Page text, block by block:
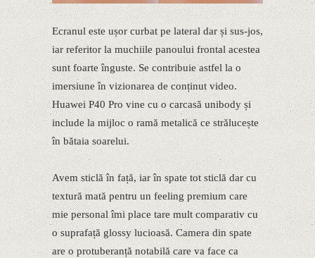
Ecranul este ușor curbat pe lateral dar și sus-jos,
iar referitor la muchiile panoului frontal acestea
sunt foarte înguste. Se contribuie astfel la o
imersiune în vizionarea de conținut video.
Huawei P40 Pro vine cu o carcasă unibody și
include la mijloc o ramă metalică ce strălucește
în bătaia soarelui.
Avem sticlă în față, iar în spate tot sticlă dar cu
textură mată pentru un feeling premium care
mie personal îmi place tare mult comparativ cu
o suprafață glossy lucioasă. Camera din spate
are o protuberanță notabilă care va face ca